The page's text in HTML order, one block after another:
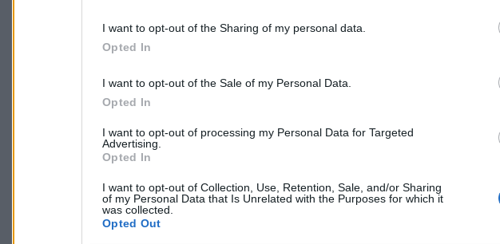
I want to opt-out of the Sharing of my personal data.
Opted In
I want to opt-out of the Sale of my Personal Data.
Opted In
I want to opt-out of processing my Personal Data for Targeted
Advertising.
Opted In
I want to opt-out of Collection, Use, Retention, Sale, and/or Sharing
of my Personal Data that Is Unrelated with the Purposes for which it
was collected.
Opted Out